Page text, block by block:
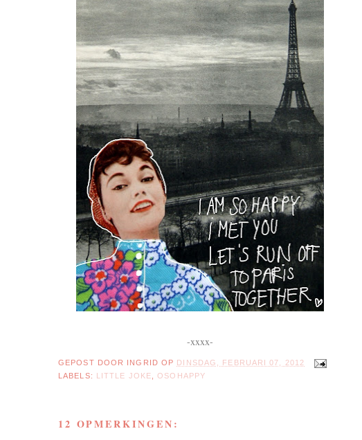
-xxxx-
GEPOST DOOR INGRID OP DINSDAG, FEBRUARI 07, 2012
LABELS:
LITTLE JOKE ,OSOHAPPY
12 OPMERKINGEN: